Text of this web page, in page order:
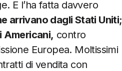
E l’ha fatta davvero
arrivano dagli Stati Uniti;
Americani, contro
Europea. Moltissimi
di vendita con